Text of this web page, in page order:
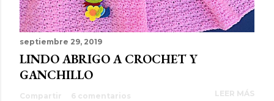
septiembre 29, 2019
LINDO ABRIGO A CROCHET Y
GANCHILLO
Compartir 6 comentarios LEER MÁS